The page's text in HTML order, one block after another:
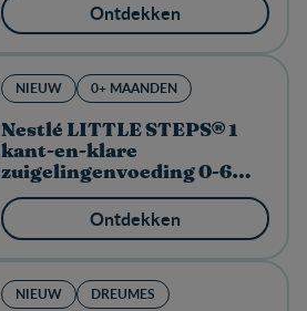
Ontdekken
NIEUW 0+ MAANDEN
Nestlé LITTLE STEPS® 1
kant-en-klare
zuigelingenvoeding 0-6
maanden
Ontdekken
NIEUW DREUMES